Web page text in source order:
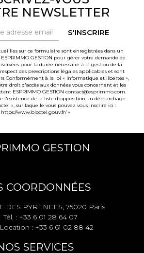
NEWSLETTER
S'INSCRIRE
sur ce formulaire sont enregistrées dans un
GESTION pour gérer votre demande de
pour la durée nécessaire à la gestion de la
des prescriptions légales applicables et sont
Conformément à la loi « informatique et libertés »,
droit d'accès aux données vous concernant et les
ESPRIMMO GESTION contact@esprimmo.com.
l'existence de la liste d'opposition au démarchage
», sur laquelle vous pouvez vous inscrire ici :
https://www.bloctel.gouv.fr/»
GESTION
COORDONNÉES
DES PYRENEES, 75020 Paris
Tél. : +33 6 01 28 64 07
: +33 6 61 02 88 42
SERVICES